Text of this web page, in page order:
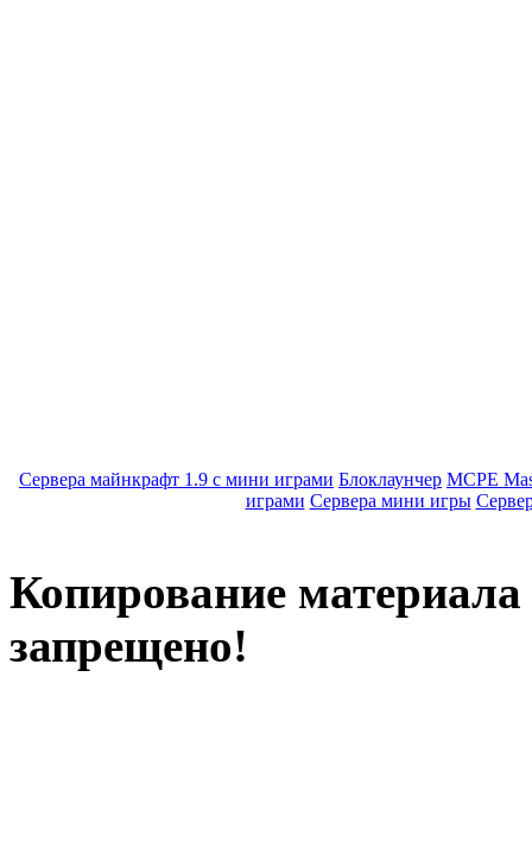
Сервера майнкрафт 1.9 с мини играми Блоклаунчер MCPE
играми Сервера мини игры
Копирование материала
запрещено!